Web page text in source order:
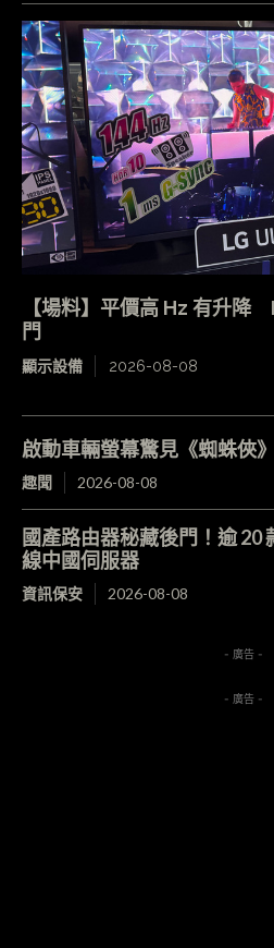
【場料】平價高 Hz 有升
門
顯示設備 2026-08-08
啟動車輛螢幕驚見《蜘蛛俠
趣聞 2026-08-08
國產路由器秘藏後門！逾 20
線中國伺服器
資訊保安 2026-08-08
- 廣告 -
- 廣告 -